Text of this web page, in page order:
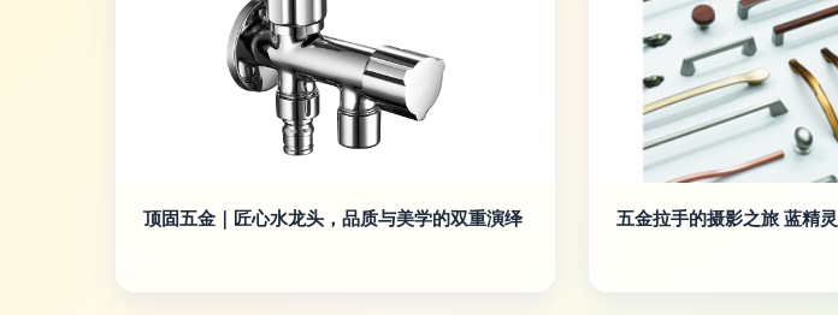
顶固五金｜匠心水龙头，品质与美学的双重演绎 五金拉手的摄影之旅 蓝精